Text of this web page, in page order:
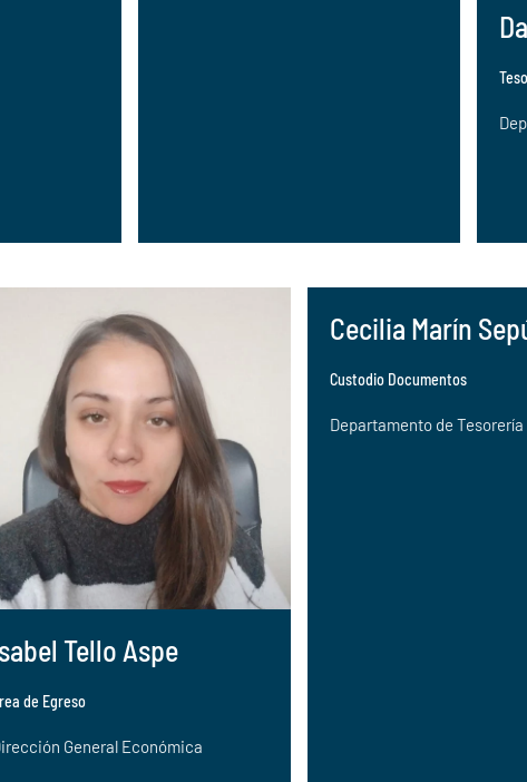
Tello Aspe
de Egreso
General Económica
Cecilia Marín
Custodio Documentos
Departamento de Tesorería